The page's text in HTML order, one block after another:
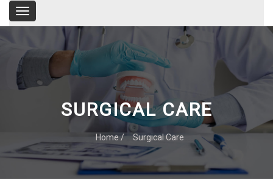
SURGICAL CARE
Home / Surgical Care